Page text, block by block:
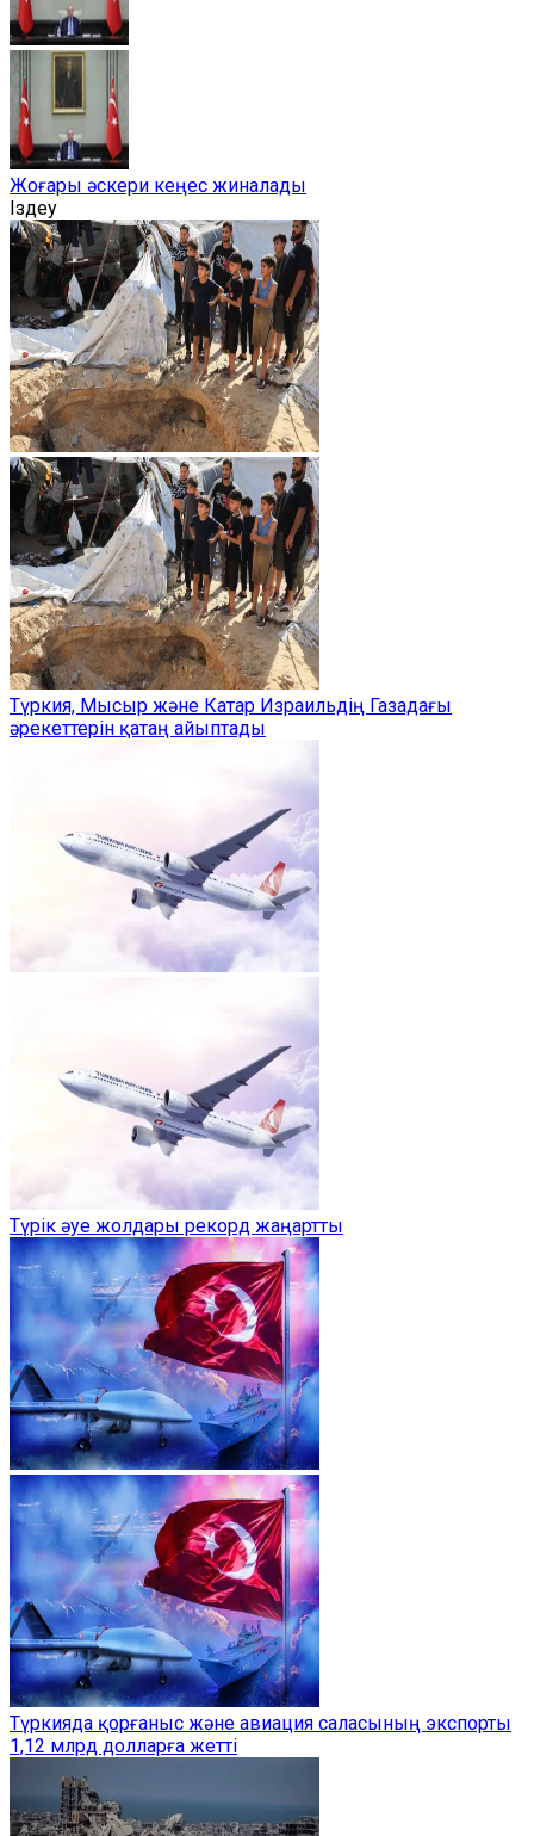
Жоғары әскери кеңес жиналады
Іздеу
Түркия, Мысыр және Катар Израильдің Газадағы
әрекеттерін қатаң айыптады
Түрік әуе жолдары рекорд жаңартты
Түркияда қорғаныс және авиация саласының экспорты
1,12 млрд долларға жетті